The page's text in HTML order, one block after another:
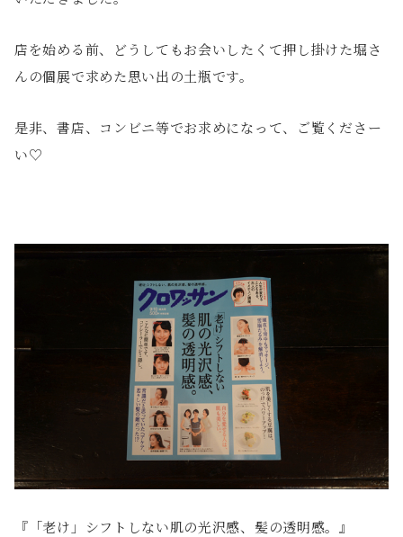
店を始める前、どうしてもお会いしたくて押し掛けた堀さ
んの個展で求めた思い出の土瓶です。
是非、書店、コンビニ等でお求めになって、ご覧くださー
い♡
『「老け」シフトしない肌の光沢感、髪の透明感。』